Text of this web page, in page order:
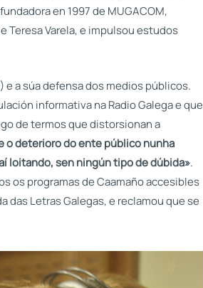
en 1997 de MUGACOM,
Teresa Varela, e impulsou estudos
e a súa defensa dos medios públicos.
informativa na Radio Galega e que
de termos que distorsionan a
o deterioro do ente público nunha
loitando, sen ningún tipo de dúbida».
os programas de Caamaño accesibles
das Letras Galegas, e reclamou que se